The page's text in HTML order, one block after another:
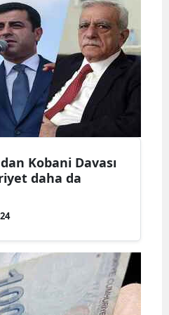
Samsun
Siirt
Sivas
Tekirdağ
Tokat
Şanlıurfa
Uşak
Van
Kobani Davası
daha da